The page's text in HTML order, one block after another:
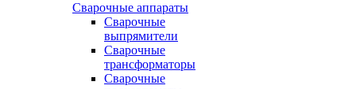
Сварочные аппараты
Сварочные
выпрямители
Сварочные
трансформаторы
Сварочные